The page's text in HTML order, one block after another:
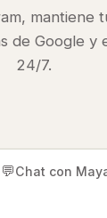
mantiene
de Google y
24/7.
💬Chat con